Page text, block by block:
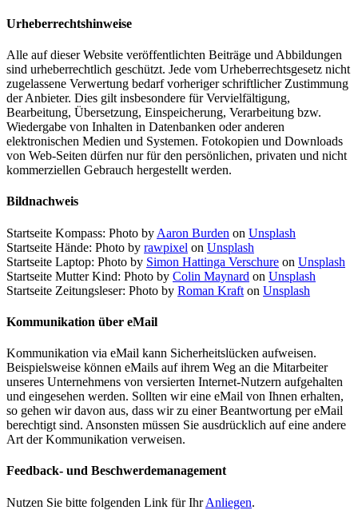
Urheberrechtshinweise
Alle auf dieser Website veröffentlichten Beiträge und Abbildungen
sind urheberrechtlich geschützt. Jede vom Urheberrechtsgesetz nicht
zugelassene Verwertung bedarf vorheriger schriftlicher Zustimmung
der Anbieter. Dies gilt insbesondere für Vervielfältigung,
Bearbeitung, Übersetzung, Einspeicherung, Verarbeitung bzw.
Wiedergabe von Inhalten in Datenbanken oder anderen
elektronischen Medien und Systemen. Fotokopien und Downloads
von Web-Seiten dürfen nur für den persönlichen, privaten und nicht
kommerziellen Gebrauch hergestellt werden.
Bildnachweis
Startseite Kompass: Photo by Aaron Burden on Unsplash
Startseite Hände: Photo by rawpixel on Unsplash
Startseite Laptop: Photo by Simon Hattinga Verschure on Unsplash
Startseite Mutter Kind: Photo by Colin Maynard on Unsplash
Startseite Zeitungsleser: Photo by Roman Kraft on Unsplash
Kommunikation über eMail
Kommunikation via eMail kann Sicherheitslücken aufweisen.
Beispielsweise können eMails auf ihrem Weg an die Mitarbeiter
unseres Unternehmens von versierten Internet-Nutzern aufgehalten
und eingesehen werden. Sollten wir eine eMail von Ihnen erhalten,
so gehen wir davon aus, dass wir zu einer Beantwortung per eMail
berechtigt sind. Ansonsten müssen Sie ausdrücklich auf eine andere
Art der Kommunikation verweisen.
Feedback- und Beschwerdemanagement
Nutzen Sie bitte folgenden Link für IhrAnliegen.